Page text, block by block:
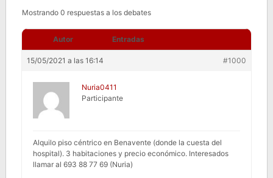
Mostrando 0 respuestas a los debates
Autor Entradas
15/05/2021 a las 16:14 #1000
Nuria0411
Participante
Alquilo piso céntrico en Benavente (donde la cuesta del
hospital). 3 habitaciones y precio económico. Interesados
llamar al 693 88 77 69 (Nuria)